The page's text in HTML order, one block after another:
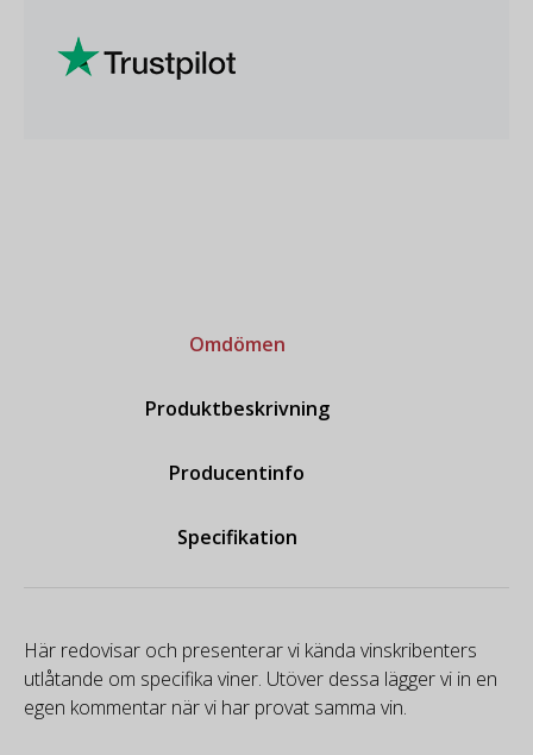
Omdömen
Produktbeskrivning
Producentinfo
Specifikation
Här redovisar och presenterar vi kända vinskribenters
utlåtande om specifika viner. Utöver dessa lägger vi in en
egen kommentar när vi har provat samma vin.